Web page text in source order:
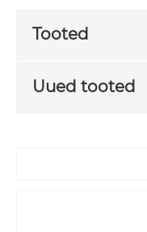
Tooted
Uued tooted